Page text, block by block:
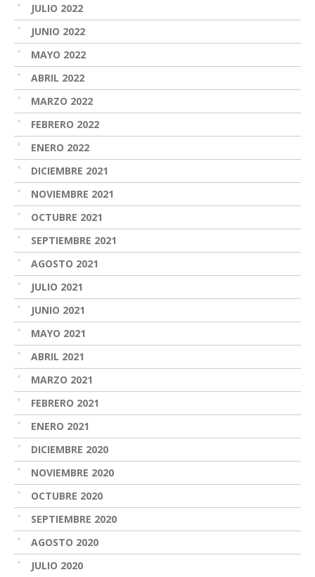
JULIO 2022
JUNIO 2022
MAYO 2022
ABRIL 2022
MARZO 2022
FEBRERO 2022
ENERO 2022
DICIEMBRE 2021
NOVIEMBRE 2021
OCTUBRE 2021
SEPTIEMBRE 2021
AGOSTO 2021
JULIO 2021
JUNIO 2021
MAYO 2021
ABRIL 2021
MARZO 2021
FEBRERO 2021
ENERO 2021
DICIEMBRE 2020
NOVIEMBRE 2020
OCTUBRE 2020
SEPTIEMBRE 2020
AGOSTO 2020
JULIO 2020